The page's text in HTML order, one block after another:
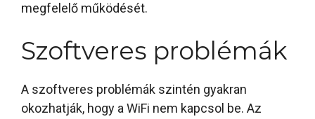
megfelelő működését.
Szoftveres problémák
A szoftveres problémák szintén gyakran
okozhatják, hogy a WiFi nem kapcsol be. Az